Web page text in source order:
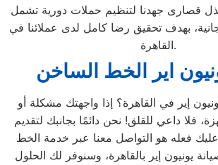
قصارى جهدنا لتنظيم حملات دورية تشمل
بهدف تحقيق رضا كامل لدى عملائنا في
القاهرة.
اير الخط الساخن
إير في القاهرة؟ إذا واجهتك مشكلة أو
فلا داعي للقلق! نحن دائمًا بجانبك لتقديم
فعله هو التواصل معنا عبر خدمة الخط
يونيون إير بالقاهرة، وسنوفر لك الحلول